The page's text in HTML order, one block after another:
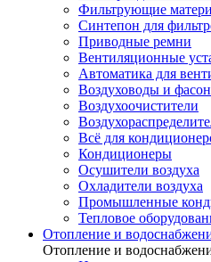
Фильтрующие
Синтепон для
Приводные ремни
Вентиляционные
Автоматика для
Воздуховоды и
Воздухоочистители
Всё для
Кондиционеры
Осушители воздуха
Охладители воздуха
Промышленные
Тепловое
Отопление и
Отопление и